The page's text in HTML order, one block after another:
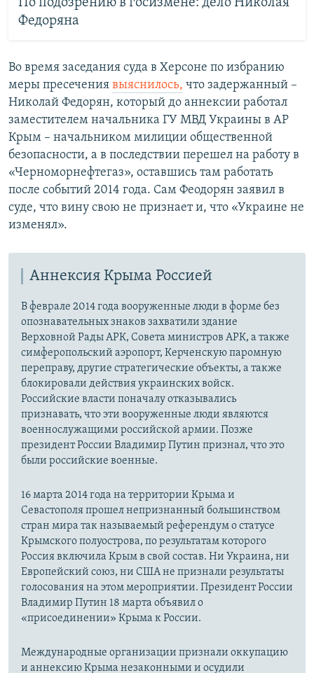
По подозрению в госизмене: дело Николая
Федоряна
Во время заседания суда в Херсоне по избранию
меры пресечения выяснилось, что задержанный –
Николай Федорян, который до аннексии работал
заместителем начальника ГУ МВД Украины в АР
Крым – начальником милиции общественной
безопасности, а в последствии перешел на работу в
«Черноморнефтегаз», оставшись там работать
после событий 2014 года. Сам Феодорян заявил в
суде, что вину свою не признает и, что «Украине не
изменял».
Аннексия Крыма Россией
В феврале 2014 года вооруженные люди в форме без
опознавательных знаков захватили здание
Верховной Рады АРК, Совета министров АРК, а также
симферопольский аэропорт, Керченскую паромную
переправу, другие стратегические объекты, а также
блокировали действия украинских войск.
Российские власти поначалу отказывались
признавать, что эти вооруженные люди являются
военнослужащими российской армии. Позже
президент России Владимир Путин признал, что это
были российские военные.
16 марта 2014 года на территории Крыма и
Севастополя прошел непризнанный большинством
стран мира так называемый референдум о статусе
Крымского полуострова, по результатам которого
Россия включила Крым в свой состав. Ни Украина, ни
Европейский союз, ни США не признали результаты
голосования на этом мероприятии. Президент России
Владимир Путин 18 марта объявил о
«присоединении» Крыма к России.
Международные организации признали оккупацию
и аннексию Крыма незаконными и осудили